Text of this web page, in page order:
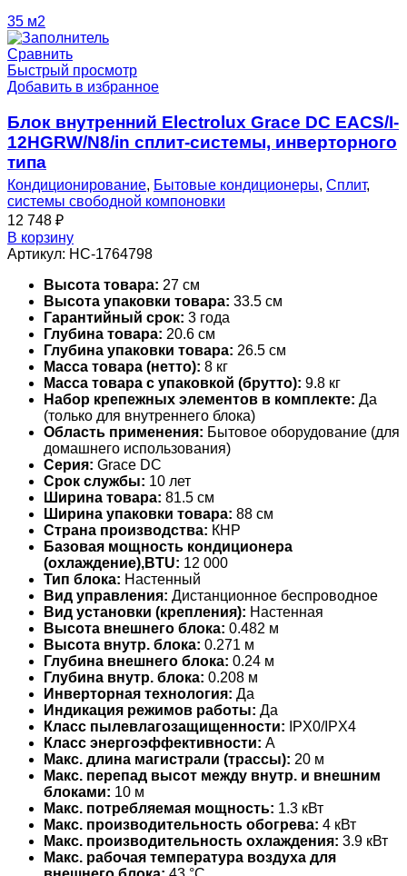
35 м2
Сравнить
Быстрый просмотр
Добавить в избранное
Блок внутренний Electrolux Grace DC EACS/I-
12HGRW/N8/in сплит-системы, инверторного
типа
Кондиционирование, Бытовые кондиционеры, Сплит,
системы свободной компоновки
12 748 ₽
В корзину
Артикул: НС-1764798
Высота товара: 27 см
Высота упаковки товара: 33.5 см
Гарантийный срок: 3 года
Глубина товара: 20.6 см
Глубина упаковки товара: 26.5 см
Масса товара (нетто): 8 кг
Масса товара с упаковкой (брутто): 9.8 кг
Набор крепежных элементов в комплекте: Да
(только для внутреннего блока)
Область применения: Бытовое оборудование (для
домашнего использования)
Серия: Grace DC
Срок службы: 10 лет
Ширина товара: 81.5 см
Ширина упаковки товара: 88 см
Страна производства: КНР
Базовая мощность кондиционера
(охлаждение),BTU: 12 000
Тип блока: Настенный
Вид управления: Дистанционное беспроводное
Вид установки (крепления): Настенная
Высота внешнего блока: 0.482 м
Высота внутр. блока: 0.271 м
Глубина внешнего блока: 0.24 м
Глубина внутр. блока: 0.208 м
Инверторная технология: Да
Индикация режимов работы: Да
Класс пылевлагозащищенности: IPX0/IPX4
Класс энергоэффективности: A
Макс. длина магистрали (трассы): 20 м
Макс. перепад высот между внутр. и внешним
блоками: 10 м
Макс. потребляемая мощность: 1.3 кВт
Макс. производительность обогрева: 4 кВт
Макс. производительность охлаждения: 3.9 кВт
Макс. рабочая температура воздуха для